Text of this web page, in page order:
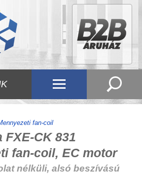
fan-coil
CK 831
fan-coil, EC motor
nélküli, alsó beszívású